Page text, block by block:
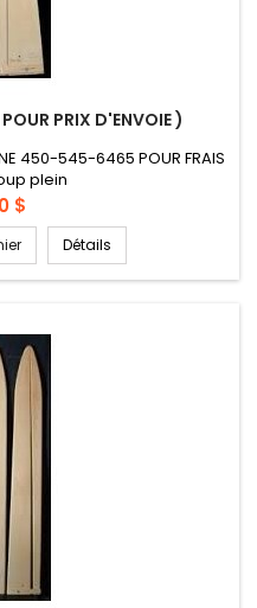
PRIX D'ENVOIE )
450-545-6465 POUR FRAIS
plein
$
Détails